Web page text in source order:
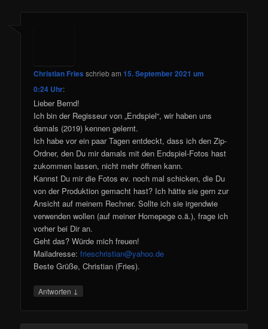
Christian Fries schriebam15. September 2021 um
0:24 Uhr:
Lieber Bernd!
Ich bin der Regisseur von „Endspiel“, wir haben uns
damals (2019) kennen gelernt.
Ich habe vor ein paar Tagen entdeckt, dass ich den Zip-
Ordner, den Du mir damals mit den Endspiel-Fotos hast
zukommen lassen, nicht mehr öffnen kann.
Kannst Du mir die Fotos ev. noch mal schicken, die Du
von der Produktion gemacht hast? Ich hätte sie gern zur
Ansicht auf meinem Rechner. Sollte ich sie irgendwie
verwenden wollen (auf meiner Homepege o.ä.), frage ich
vorher bei Dir an.
Geht das? Würde mich freuen!
Mailadresse:frieschristian@yahoo.de
Beste Grüße, Christian (Fries).
Antworten ↓